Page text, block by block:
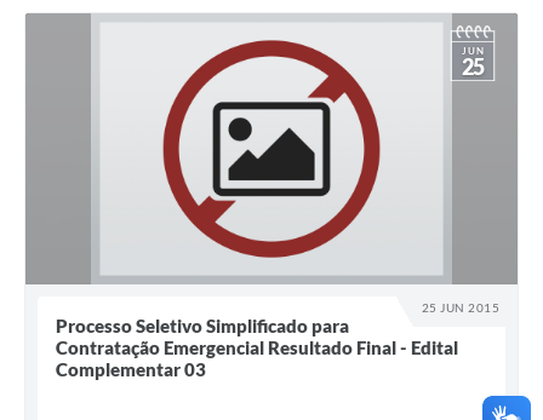
25 JUN 2015
JUN
25
Processo Seletivo Simplificado para
Contratação Emergencial Resultado Final - Edital
Complementar 03